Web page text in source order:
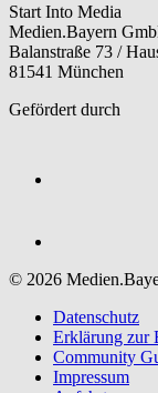
Start Into Media
Medien.Bayern
Balanstraße 73 /
81541 München
Gefördert durch
© 2026
Datenschutz
Erklärung zur
Community
Impressum